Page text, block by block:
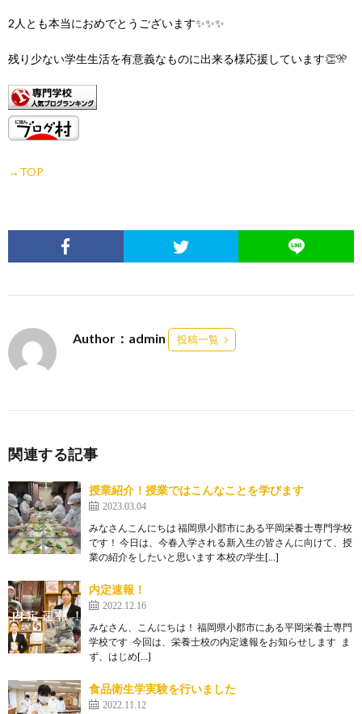
2人とも本当におめでとうございます✨✨✨
残り少ない学生生活を有意義なものに出来る様応援しています👏🎌
→TOP
Author：admin 投稿一覧
関連する記事
授業紹介！授業ではこんなことを学びます
2023.03.04
みなさんこんにちは 福岡県小郡市にある平岡栄養士専門学校
です！ 今日は、今春入学される新入生の皆さんに向けて、授
業の紹介をしたいと思います 本校の学生[…]
内定速報！
2022.12.16
みなさん、こんにちは！ 福岡県小郡市にある平岡栄養士専門
学校です 今回は、栄養士校の内定速報をお知らせします ま
ず、はじめ[…]
食品衛生学実験を行いました
2022.11.12